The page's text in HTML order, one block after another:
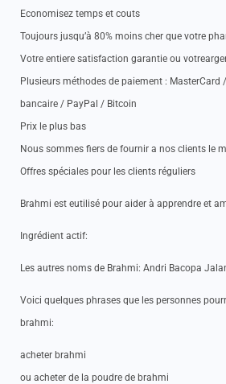
Economisez temps et couts
Toujours jusqu’à 80% moins cher que votre
Votre entiere satisfaction garantie ou
Plusieurs méthodes de paiement :
bancaire / PayPal / Bitcoin
Prix le plus bas
Nous sommes fiers de fournir a nos clients le
Offres spéciales pour les clients réguliers
Brahmi est eutilisé pour aider à apprendre et
Ingrédient actif:
Les autres noms de Brahmi: Andri Bacopa
Voici quelques phrases que les personnes
brahmi:
acheter brahmi
ou acheter de la poudre de brahmi